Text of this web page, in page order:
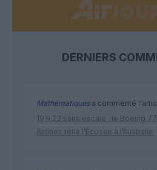
DERNIERS
Mathématiquesa commenté
19 h 23 sans escale : le Boeing
Airlines relie l’Écosse à l’Australie